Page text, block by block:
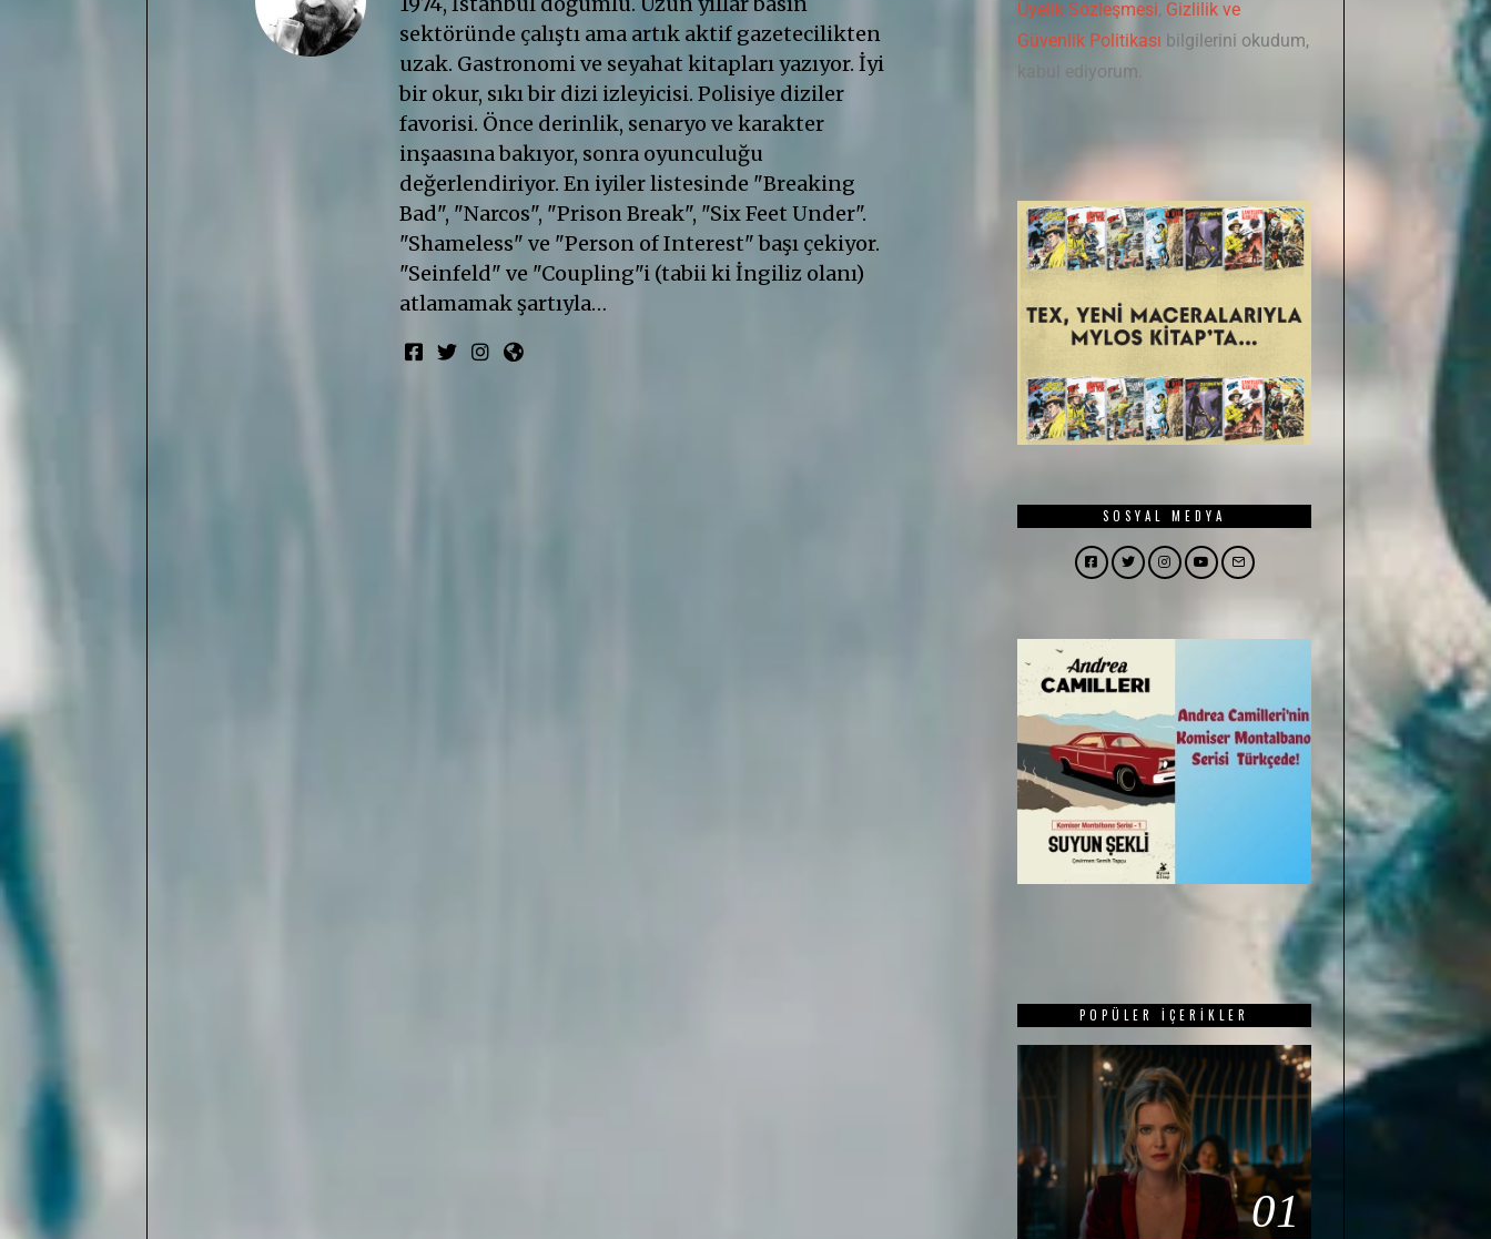
sektöründe çalıştı ama artık aktif gazetecilikten
uzak. Gastronomi ve seyahat kitapları yazıyor. İyi
bir okur, sıkı bir dizi izleyicisi. Polisiye diziler
favorisi. Önce derinlik, senaryo ve karakter
inşaasına bakıyor, sonra oyunculuğu
değerlendiriyor. En iyiler listesinde "Breaking
Bad", "Narcos", "Prison Break", "Six Feet Under".
"Shameless" ve "Person of Interest" başı çekiyor.
"Seinfeld" ve "Coupling"i (tabii ki İngiliz olanı)
atlamamak şartıyla…
Üyelik Sözleşmesi, Gizlilik ve
Güvenlik Politikası bilgilerini okudum,
kabul ediyorum.
SOSYAL MEDYA
Facebook
TwitterInstagram
YouTube
Email
POPÜLER İÇERIKLER
01